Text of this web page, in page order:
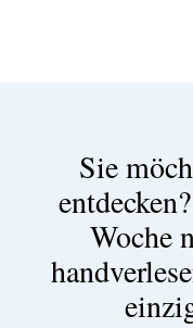
Sie
entdecken?
Woche